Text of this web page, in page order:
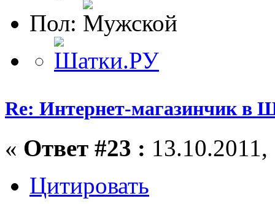
Пол:
Re: Интернет-магазинчик в
« Ответ #23 :
Цитировать